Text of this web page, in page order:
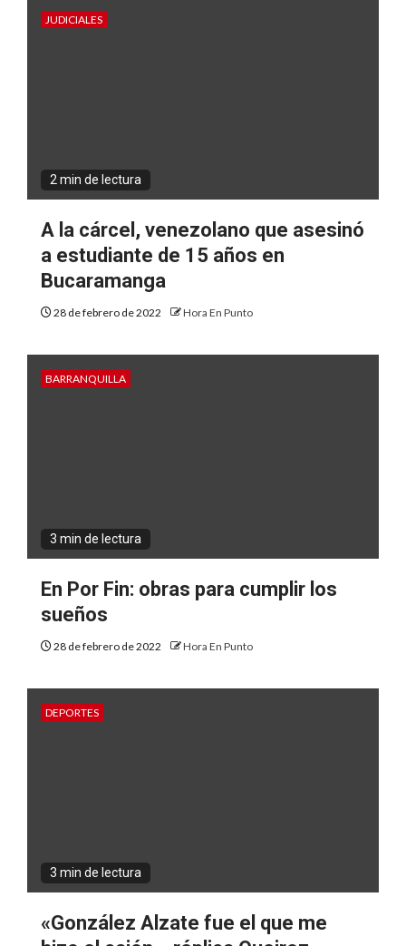
JUDICIALES
2 min de lectura
A la cárcel, venezolano que asesinó
a estudiante de 15 años en
Bucaramanga
28 de febrero de 2022 Hora En Punto
BARRANQUILLA
3 min de lectura
En Por Fin: obras para cumplir los
sueños
28 de febrero de 2022 Hora En Punto
DEPORTES
3 min de lectura
«González Alzate fue el que me